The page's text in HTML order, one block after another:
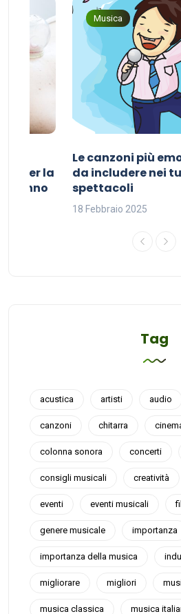
per la
sonno
Musica
Le canzoni più
da includere nei
spettacoli
18 Febbraio 2025
Tag
acustica artisti audio
canzoni chitarra
colonna sonora concerti
consigli musicali creatività
eventi eventi musicali
genere musicale importanza
importanza della musica
migliorare migliori
musica classica musica